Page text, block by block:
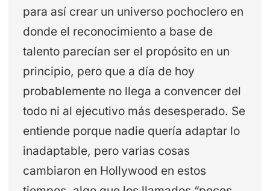
para así crear un universo pochoclero en
donde el reconocimiento a base de
talento parecían ser el propósito en un
principio, pero que a día de hoy
probablemente no llega a convencer del
todo ni al ejecutivo más desesperado. Se
entiende porque nadie quería adaptar lo
inadaptable, pero varias cosas
cambiaron en Hollywood en estos